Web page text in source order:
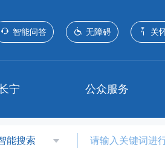
智能问答 无障碍 关
宁 公众服务